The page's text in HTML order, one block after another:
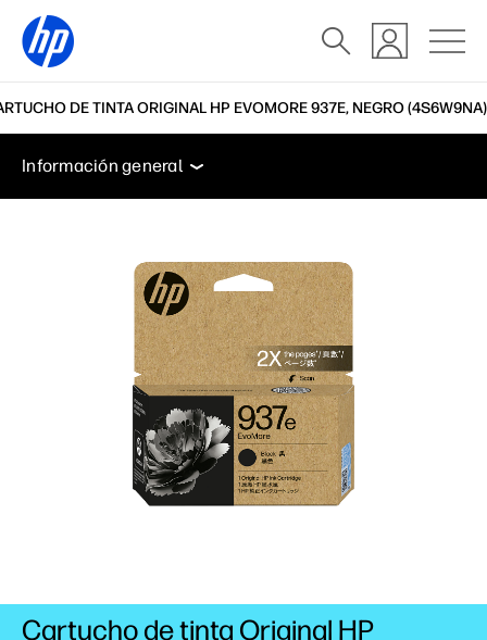
DE TINTA ORIGINAL HP EVOMORE 937E, NEGRO (4S6W9NA)
Información general
Soporte
Información general
Cartucho de tinta Original HP